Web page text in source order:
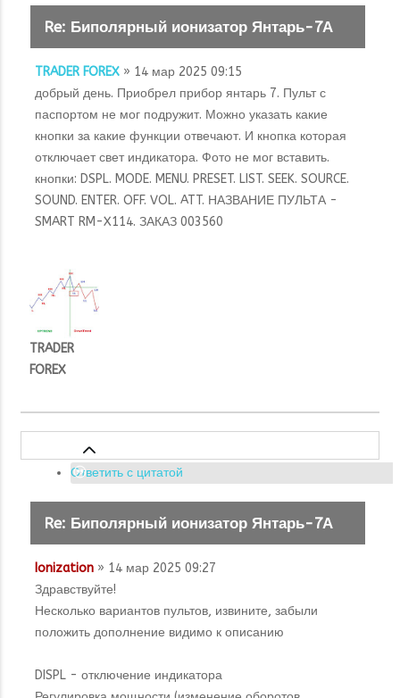
Re: Биполярный ионизатор Янтарь-7А
TRADER FOREX » 14 мар 2025 09:15
добрый день. Приобрел прибор янтарь 7. Пульт с
паспортом не мог подружит. Можно указать какие
кнопки за какие функции отвечают. И кнопка которая
отключает свет индикатора. Фото не мог вставить.
кнопки: DSPL. MODE. MENU. PRESET. LIST. SEEK. SOURCE.
SOUND. ENTER. OFF. VOL. ATT. НАЗВАНИЕ ПУЛЬТА -
SMART RM-X114. ЗАКАЗ 003560
TRADER
FOREX
Ответить с цитатой
Re: Биполярный ионизатор Янтарь-7А
Ionization » 14 мар 2025 09:27
Здравствуйте!
Несколько вариантов пультов, извините, забыли
положить дополнение видимо к описанию
DISPL - отключение индикатора